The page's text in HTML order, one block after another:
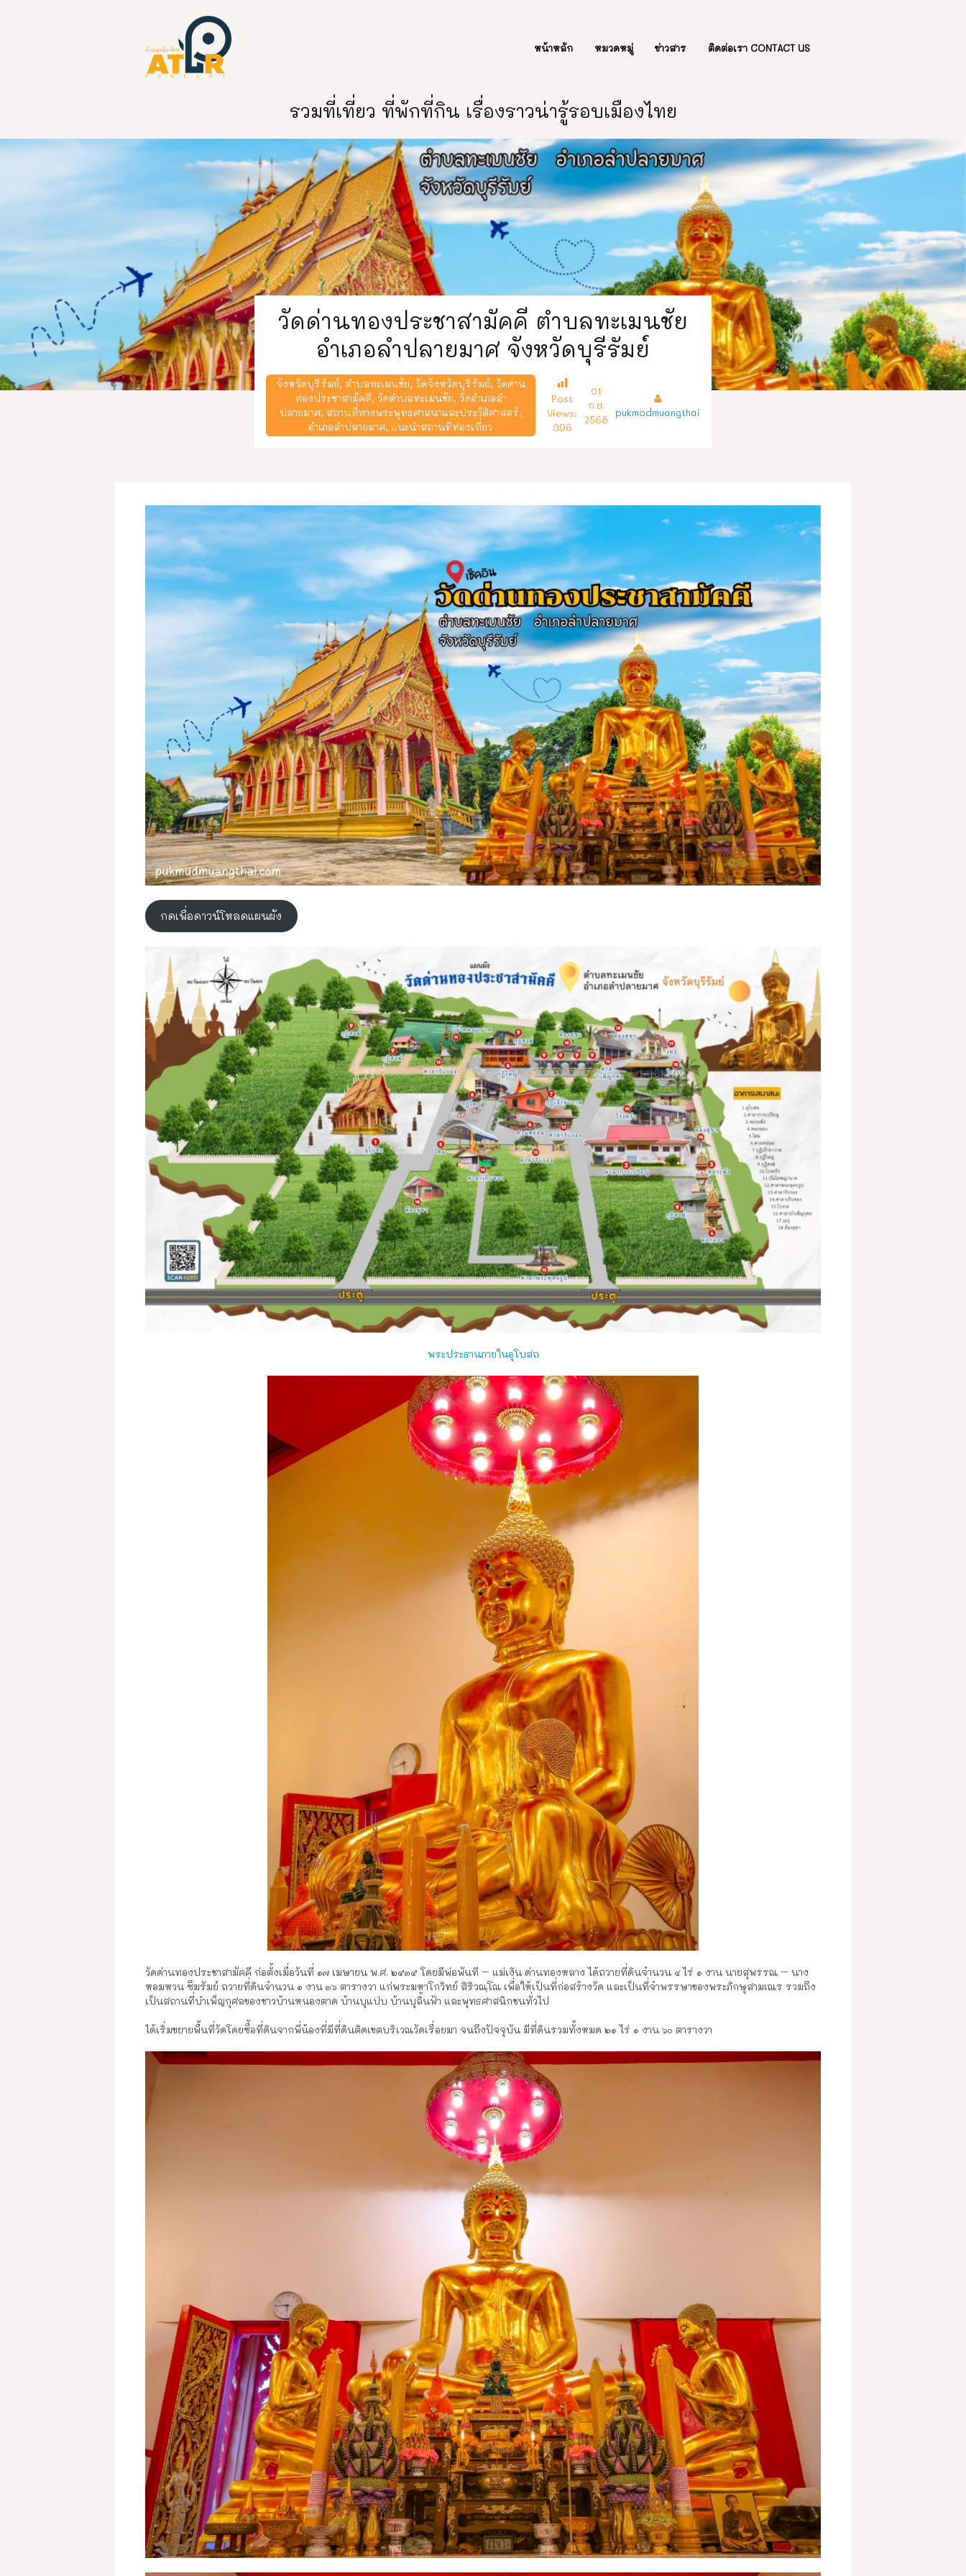
หน้าหลัก หมวดหมู่ ข่าวสาร ติดต่อเรา CONTACT US
รวมที่เที่ยว ที่พักที่กิน เรื่องราวน่ารู้รอบเมืองไทย
วัดด่านทองประชาสามัคคี ตำบลทะเมนชัย
อำเภอลำปลายมาศ จังหวัดบุรีรัมย์
จังหวัดบุรีรัมย์, ตำบลทะเมนชัย, วัดจังหวัดบุรีรัมย์, วัดด่าน
ทองประชาสามัคคี, วัดตำบลทะเมนชัย, วัดอำเภอลำ
ปลายมาศ, สถานที่ทางพระพุทธศาสนาและประวัติศาสตร์,
อำเภอลำปลายมาศ, แนะนำสถานที่ท่องเที่ยว
Post
Views:
396
01
ก.ย.
2568
pukmodmuangthai
กดเพื่อดาวน์โหลดแผนผัง
พระประธานภายในอุโบสถ
วัดด่านทองประชาสามัคคี ก่อตั้งเมื่อวันที่ ๑๗ เมษายน พ.ศ. ๒๕๓๕ โดยมีพ่อพันที – แม่เงิน ด่านทองหลาง ได้ถวายที่ดินจำนวน ๔ ไร่ ๑ งาน นายสุพรรณ – นาง
หอมหวน ซึมรัมย์ ถวายที่ดินจำนวน ๑ งาน ๓๖ ตารางวา แก่พระมหาโกวิทย์ สิริวณฺโณ เพื่อให้เป็นที่ก่อสร้างวัด และเป็นที่จำพรรษาของพระภิกษุสามเณร รวมถึง
เป็นสถานที่บำเพ็ญกุศลของชาวบ้านหนองตาด บ้านบุแปบ บ้านบุลิ้นฟ้า และพุทธศาสนิกชนทั่วไป
ได้เริ่มขยายพื้นที่วัดโดยซื้อที่ดินจากพี่น้องที่มีที่ดินติดเขตบริเวณวัดเรื่อยมา จนถึงปัจจุบัน มีที่ดินรวมทั้งหมด ๒๑ ไร่ ๑ งาน ๖๐ ตารางวา